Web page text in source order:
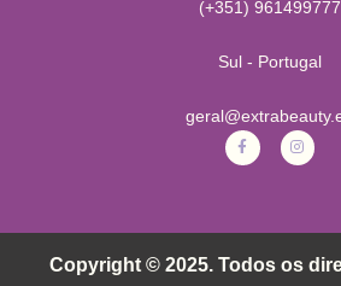
(+351) 961499777
Sul - Portugal
Copyright © 2025. Todos os